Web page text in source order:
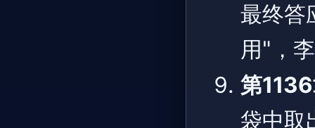
最终答
用"，
第
袋中取